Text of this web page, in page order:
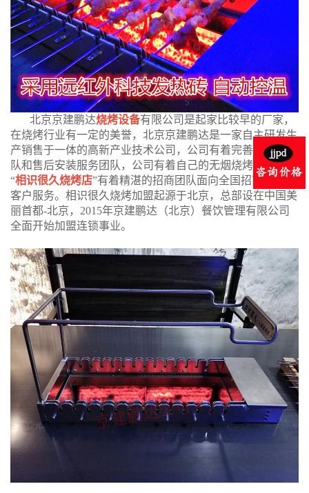
北京京建鹏达烧烤设备有限公司是起家比较早的厂家，
在烧烤行业有一定的美誉，北京京建鹏达是一家自主研发生
产销售于一体的高新产业技术公司，公司有着完善的研发团
队和售后安装服务团队，公司有着自己的无烟烧烤店品牌
“相识很久烧烤店”有着精湛的招商团队面向全国招商加盟的
客户服务。相识很久烧烤加盟起源于北京，总部设在中国美
丽首都-北京，2015年京建鹏达（北京）餐饮管理有限公司
全面开始加盟连锁事业。